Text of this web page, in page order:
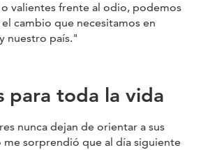
o valientes frente al odio, podemos
cambio que necesitamos en
nuestro país."
para toda la vida
nunca dejan de orientar a sus
me sorprendió que al día siguiente